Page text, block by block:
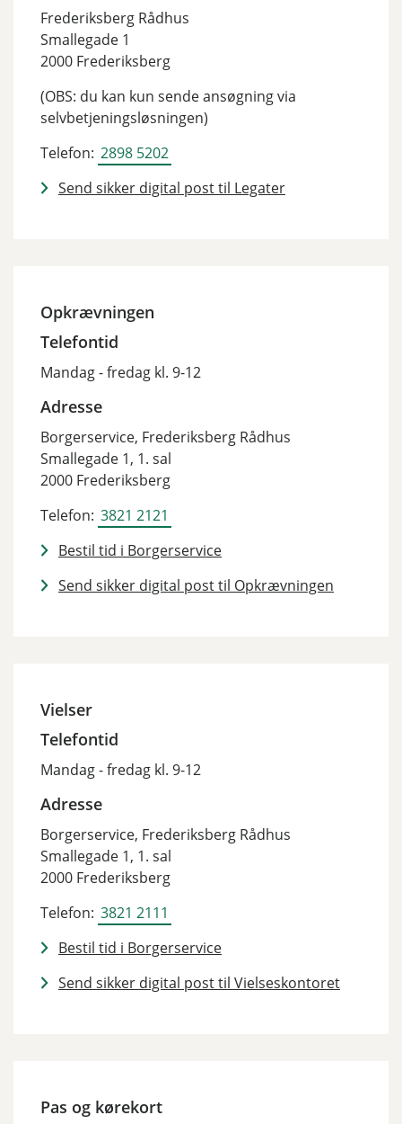
Frederiksberg Rådhus
Smallegade 1
2000 Frederiksberg
(OBS: du kan kun sende ansøgning via
selvbetjeningsløsningen)
Telefon: 2898 5202
Send sikker digital post til Legater
Opkrævningen
Telefontid
Mandag - fredag kl. 9-12
Adresse
Borgerservice, Frederiksberg Rådhus
Smallegade 1, 1. sal
2000 Frederiksberg
Telefon: 3821 2121
Bestil tid i Borgerservice
Send sikker digital post til Opkrævningen
Vielser
Telefontid
Mandag - fredag kl. 9-12
Adresse
Borgerservice, Frederiksberg Rådhus
Smallegade 1, 1. sal
2000 Frederiksberg
Telefon: 3821 2111
Bestil tid i Borgerservice
Send sikker digital post til Vielseskontoret
Pas og kørekort